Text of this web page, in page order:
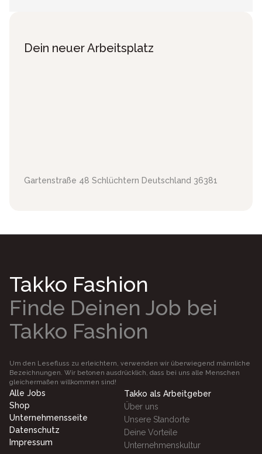
Dein neuer Arbeitsplatz
Gartenstraße 48 Schlüchtern Deutschland 36381
Takko Fashion
Finde Deinen Job bei
Takko Fashion
Um den Lesefluss zu erleichtern, verwenden wir überwiegend männliche
Bezeichnungen. Wir betonen ausdrücklich, dass bei uns alle Menschen
gleichermaßen willkommen sind!
Alle Jobs
Shop
Unternehmensseite
Datenschutz
Impressum
Takko als Arbeitgeber
Über uns
Unsere Standorte
Deine Vorteile
Unternehmenskultur